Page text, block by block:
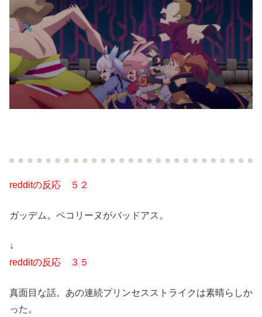
redditの反応 ５２
ガッデム。ペコリーヌがバッドアス。
↓
redditの反応 ３５
真面目な話。あの連続プリンセスストライクは素晴らしか
った。